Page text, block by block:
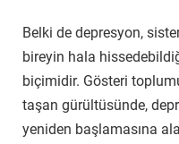
Belki de depresyon,
bireyin hala
biçimidir. Gösteri
taşan gürültüsünde,
yeniden başlamasına